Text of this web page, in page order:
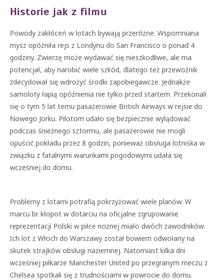
Historie jak z filmu
Powody zakłóceń w lotach bywają przeróżne. Wspomniana
mysz opóźniła rejs z Londynu do San Francisco o ponad 4
godziny. Zwierzę może wydawać się nieszkodliwe, ale ma
potencjał, aby narobić wiele szkód, dlatego też przewoźnik
zdecydował się wdrożyć środki zapobiegawcze. Jednakże
samoloty łapią opóźnienia nie tylko przed startem. Przekonali
się o tym 5 lat temu pasażerowie British Airways w rejsie do
Nowego Jorku. Pilotom udało się bezpiecznie wylądować
podczas śnieżnego sztormu, ale pasażerowie nie mogli
opuścić pokładu przez 8 godzin, ponieważ obsługa lotniska w
związku z fatalnymi warunkami pogodowymi udała się
wcześniej do domu.
Problemy z lotami potrafią pokrzyżować wiele planów. W
marcu br. kłopot w dotarciu na oficjalne zgrupowanie
reprezentacji Polski w piłce nożnej miało dwóch zawodników.
Ich lot z Włoch do Warszawy został bowiem odwołany na
skutek strajków obsługi naziemnej. Natomiast kilka dni
wcześniej piłkarze Manchester United po przegranym meczu z
Chelsea spotkali się z trudnościami w powrocie do domu.